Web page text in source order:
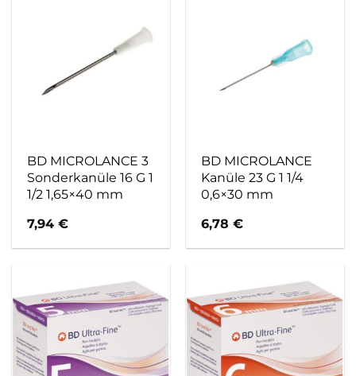
BD MICROLANCE 3
Sonderkanüle 16 G 1
1/2 1,65×40 mm
7,94€
BD MICROLANCE
Kanüle 23 G 1 1/4
0,6×30 mm
6,78€